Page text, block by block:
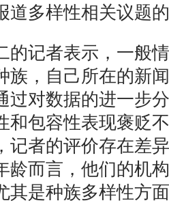
道多样性相关议题
记者表示，一般情
族，自己所在的新
过对数据的进一步
和包容性表现褒贬
记者的评价存在差
龄而言，他们的机
其是种族多样性方